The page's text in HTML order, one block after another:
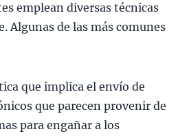
emplean diversas técnicas
Algunas de las más comunes
que implica el envío de
que parecen provenir de
para engañar a los